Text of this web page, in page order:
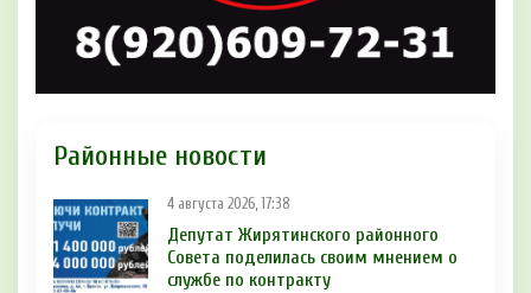
Районные новости
4 августа 2026, 17:38
Депутат Жирятинского районного
Совета поделилась своим мнением о
службе по контракту